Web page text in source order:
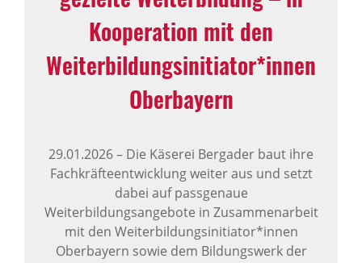
Kooperation mit den
Weiterbildungsinitiator*innen
Oberbayern
29.01.2026– Die Käserei Bergader baut ihre
Fachkräfteentwicklung weiter aus und setzt
dabei auf passgenaue
Weiterbildungsangebote in Zusammenarbeit
mit den Weiterbildungsinitiator*innen
Oberbayern sowie dem Bildungswerk der